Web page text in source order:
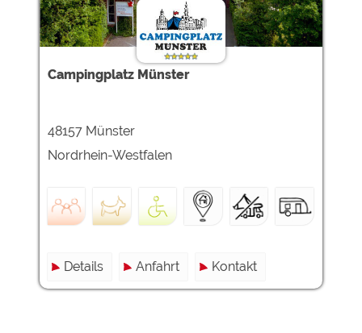
Campingplatz Münster
48157 Münster
Nordrhein-Westfalen
Details Anfahrt Kontakt